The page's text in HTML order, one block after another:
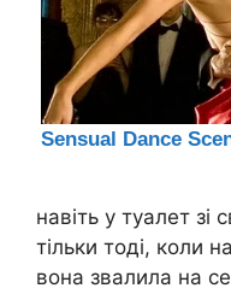
навіть у туалет зі
тільки тоді, коли
вона звалила на